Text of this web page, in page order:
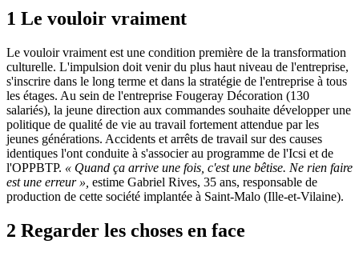
1 Le vouloir vraiment
Le vouloir vraiment est une condition première de la transformation
culturelle. L'impulsion doit venir du plus haut niveau de l'entreprise,
s'inscrire dans le long terme et dans la stratégie de l'entreprise à tous
les étages. Au sein de l'entreprise Fougeray Décoration (130
salariés), la jeune direction aux commandes souhaite développer une
politique de qualité de vie au travail fortement attendue par les
jeunes générations. Accidents et arrêts de travail sur des causes
identiques l'ont conduite à s'associer au programme de l'Icsi et de
l'OPPBTP. « Quand ça arrive une fois, c'est une bêtise. Ne rien faire
est une erreur », estime Gabriel Rives, 35 ans, responsable de
production de cette société implantée à Saint-Malo (Ille-et-Vilaine).
2 Regarder les choses en face